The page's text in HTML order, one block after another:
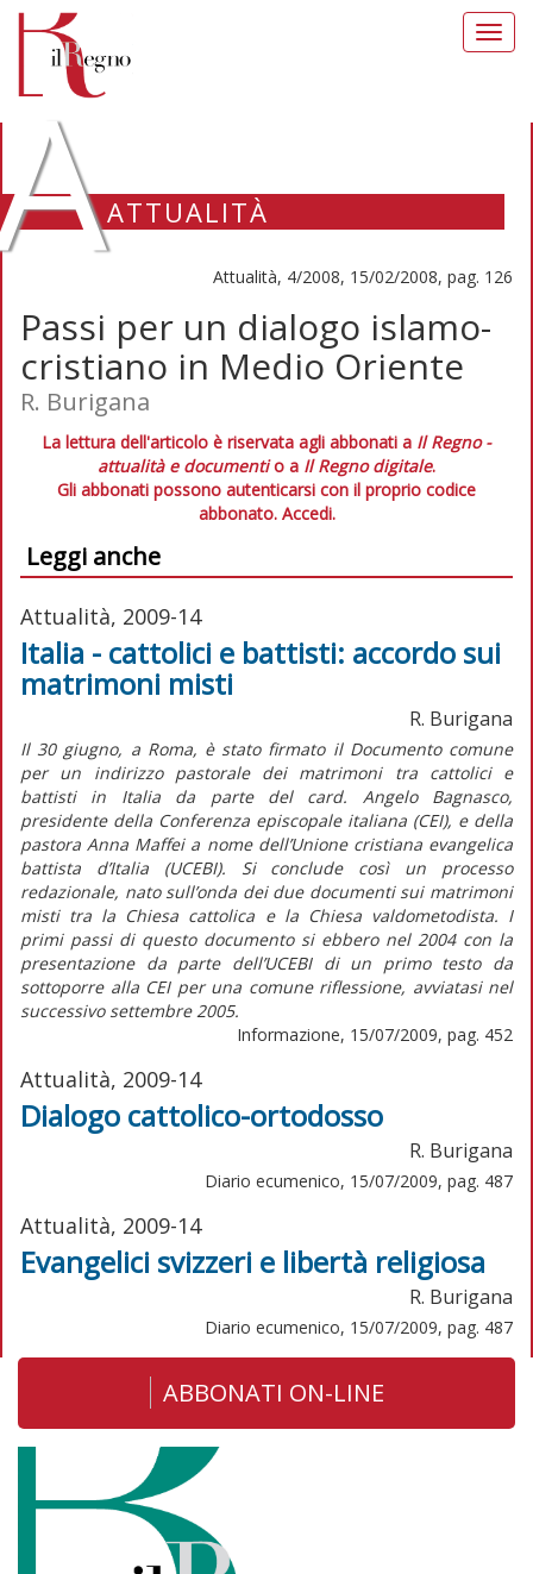
ATTUALITÀ
Attualità, 4/2008, 15/02/2008, pag. 126
Passi per un dialogo islamo-
cristiano in Medio Oriente
R. Burigana
La lettura dell'articolo è riservata agli abbonati a Il Regno -
attualità e documentio a Il Regno digitale.
Gli abbonati possono autenticarsi con il proprio codice
abbonato. Accedi.
Leggi anche
Attualità, 2009-14
Italia - cattolici e battisti: accordo sui
matrimoni misti
R. Burigana
Il 30 giugno, a Roma, è stato firmato il Documento comune
per un indirizzo pastorale dei matrimoni tra cattolici e
battisti in Italia da parte del card. Angelo Bagnasco,
presidente della Conferenza episcopale italiana (CEI), e della
pastora Anna Maffei a nome dell’Unione cristiana evangelica
battista d’Italia (UCEBI). Si conclude così un processo
redazionale, nato sull’onda dei due documenti sui matrimoni
misti tra la Chiesa cattolica e la Chiesa valdometodista. I
primi passi di questo documento si ebbero nel 2004 con la
presentazione da parte dell’UCEBI di un primo testo da
sottoporre alla CEI per una comune riflessione, avviatasi nel
successivo settembre 2005.
Informazione, 15/07/2009, pag. 452
Attualità, 2009-14
Dialogo cattolico-ortodosso
R. Burigana
Diario ecumenico, 15/07/2009, pag. 487
Attualità, 2009-14
Evangelici svizzeri e libertà religiosa
R. Burigana
Diario ecumenico, 15/07/2009, pag. 487
ABBONATI ON-LINE